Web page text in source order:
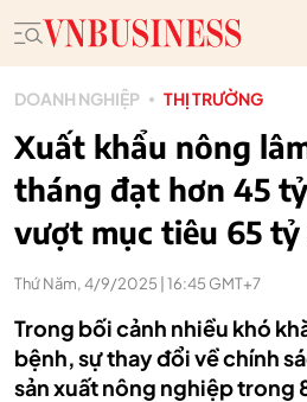
DOANH NGHIỆP THỊ TRƯỜNG
Xuất khẩu nông
tháng đạt hơn 45
vượt mục tiêu 65 tỷ
Thứ Năm, 4/9/2025 | 16:45 GMT+7
Trong bối cảnh nhiều khó
bệnh, sự thay đổi về chính
sản xuất nông nghiệp trong